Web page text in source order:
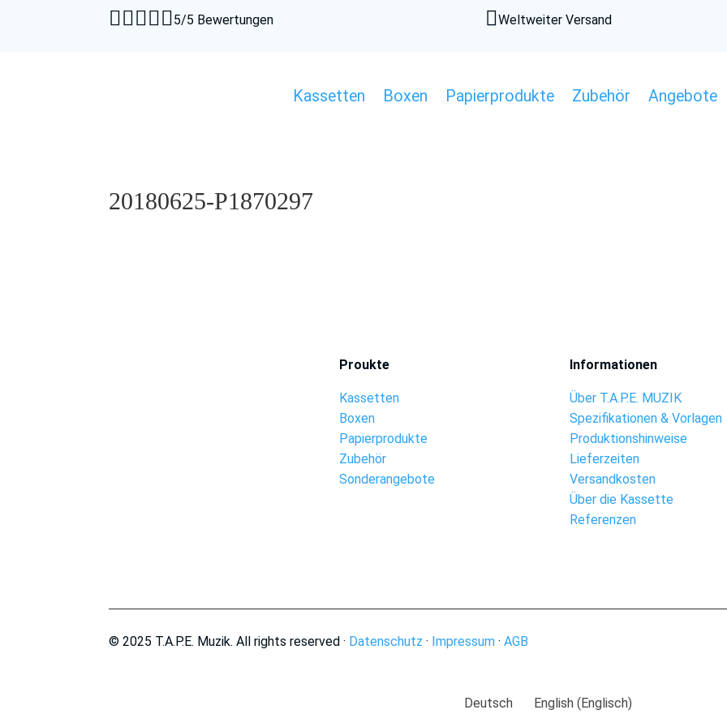
5/5 Bewertungen Weltweiter Versand
Kassetten Boxen Papierprodukte Zubehör Angebote
20180625-P1870297
Proukte
Kassetten
Boxen
Papierprodukte
Zubehör
Sonderangebote
Informationen
Über T.A.P.E. MUZIK
Spezifikationen & Vorlagen
Produktionshinweise
Lieferzeiten
Versandkosten
Über die Kassette
Referenzen
© 2025 T.A.P.E. Muzik. All rights reserved · Datenschutz · Impressum ·AGB
Deutsch English(Englisch)